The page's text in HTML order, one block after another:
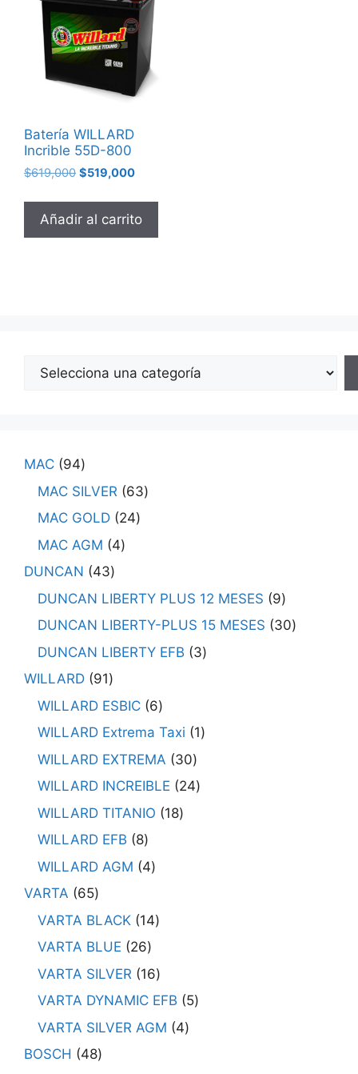
Batería WILLARD
Incrible 55D-800
$619,000 $519,000
Añadir al carrito
MAC 94
MAC SILVER
63
MAC GOLD 24
MAC AGM
4
DUNCAN
43
DUNCAN LIBERTY PLUS 12 MESES
9
DUNCAN LIBERTY-PLUS 15 MESES
30
DUNCAN LIBERTY EFB
3
WILLARD 91
WILLARD ESBIC 6
WILLARD Extrema Taxi
1
WILLARD EXTREMA
30
WILLARD INCREIBLE
24
WILLARD TITANIO
18
WILLARD EFB
8
WILLARD AGM
4
VARTA
65
VARTA BLACK 14
VARTA BLUE
26
VARTA SILVER
16
VARTA DYNAMIC EFB
5
VARTA SILVER AGM
4
BOSCH
48